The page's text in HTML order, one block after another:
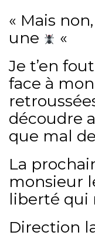
« Mais
une
«
Je t’en
face à
découdre
que mal
La
monsieur
liberté qui
Direction